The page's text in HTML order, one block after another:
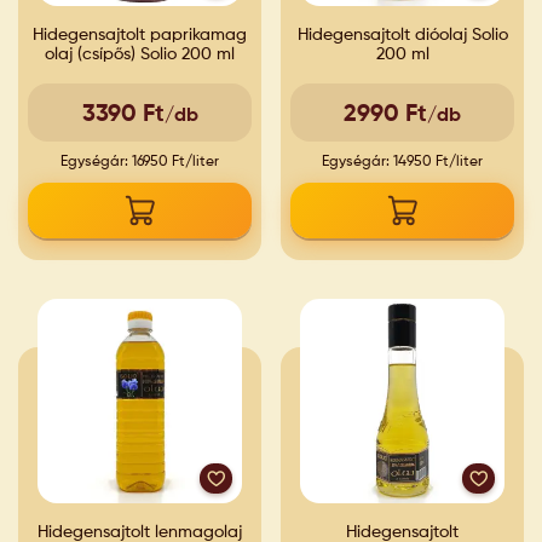
Hidegensajtolt paprikamag
olaj (csípős) Solio 200 ml
3390 Ft/db
Egységár: 16950 Ft/liter
Hidegensajtolt dióolaj Solio
200 ml
2990 Ft/db
Egységár: 14950 Ft/liter
Hidegensajtolt lenmagolaj
Hidegensajtolt